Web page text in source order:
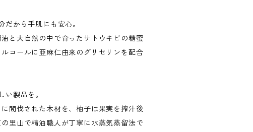
から手肌にも安心。
と大自然の中で育ったサトウキビの糖蜜
コールに亜麻仁由来のグリセリンを配合
い製品を。
間伐された木材を、柚子は果実を搾汁後
里山で精油職人が丁寧に水蒸気蒸留法で